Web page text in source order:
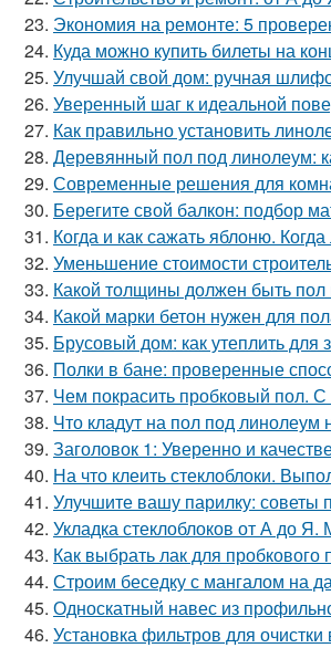
23. Экономия на ремонте: 5
24. Куда можно купить билеты на
25. Улучшай свой дом: ручная
26. Уверенный шаг к идеальной
27. Как правильно установить
28. Деревянный пол под линолеум:
29. Современные решения для
30. Берегите свой балкон: подбор
31. Когда и как сажать яблоню.
32. Уменьшение стоимости
33. Какой толщины должен быть пол
34. Какой марки бетон нужен для
35. Брусовый дом: как утеплить для
36. Полки в бане: проверенные
37. Чем покрасить пробковый пол.
38. Что кладут на пол под
39. Заголовок 1: Уверенно и
40. На что клеить стеклоблоки.
41. Улучшите вашу парилку: советы
42. Укладка стеклоблоков от А до Я.
43. Как выбрать лак для
44. Строим беседку с мангалом на
45. Односкатный навес из
46. Установка фильтров для